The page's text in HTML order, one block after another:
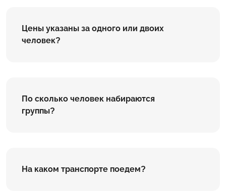
Цены указаны за одного или двоих
человек?
По сколько человек набираются
группы?
На каком транспорте поедем?